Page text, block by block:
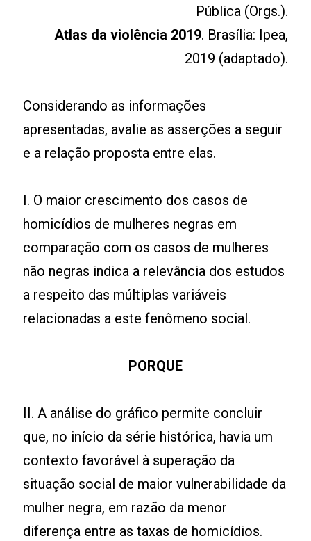
Pública (Orgs.).
Atlas da violência 2019. Brasília: Ipea,
2019 (adaptado).
Considerando as informações
apresentadas, avalie as asserções a seguir
e a relação proposta entre elas.
I. O maior crescimento dos casos de
homicídios de mulheres negras em
comparação com os casos de mulheres
não negras indica a relevância dos estudos
a respeito das múltiplas variáveis
relacionadas a este fenômeno social.
PORQUE
II. A análise do gráfico permite concluir
que, no início da série histórica, havia um
contexto favorável à superação da
situação social de maior vulnerabilidade da
mulher negra, em razão da menor
diferença entre as taxas de homicídios.